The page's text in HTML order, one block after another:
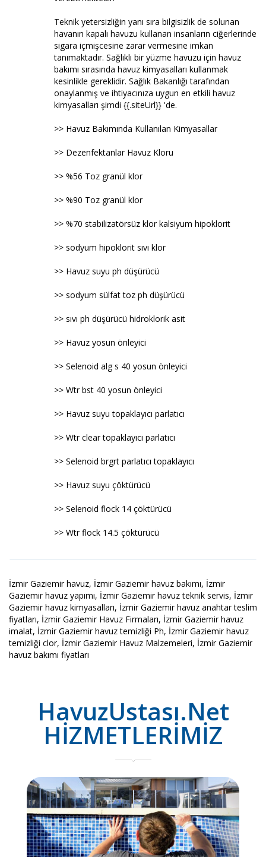
Teknik yetersizliğin yanı sıra bilgisizlik de solunan
havanın kapalı havuzu kullanan insanların ciğerlerinde
sigara içmişcesine zarar vermesine imkan
tanımaktadır. Sağlıklı bir yüzme havuzu için havuz
bakımı sırasında havuz kimyasalları kullanmak
kesinlikle gereklidir. Sağlık Bakanlığı tarafından
onaylanmış ve ihtiyacınıza uygun en etkili havuz
kimyasalları şimdi {{.siteUrl}} 'de.
>> Havuz Bakımında Kullanılan Kimyasallar
>> Dezenfektanlar Havuz Kloru
>> %56 Toz granül klor
>> %90 Toz granül klor
>> %70 stabilizatörsüz klor kalsiyum hipoklorit
>> sodyum hipoklorit sıvı klor
>> Havuz suyu ph düşürücü
>> sodyum sülfat toz ph düşürücü
>> sıvı ph düşürücü hidroklorik asit
>> Havuz yosun önleyici
>> Selenoid alg s 40 yosun önleyici
>> Wtr bst 40 yosun önleyici
>> Havuz suyu topaklayıcı parlatıcı
>> Wtr clear topaklayıcı parlatıcı
>> Selenoid brgrt parlatıcı topaklayıcı
>> Havuz suyu çöktürücü
>> Selenoid flock 14 çöktürücü
>> Wtr flock 14.5 çöktürücü
İzmir Gaziemir havuz, İzmir Gaziemir havuz bakımı, İzmir
Gaziemir havuz yapımı, İzmir Gaziemir havuz teknik servis, İzmir
Gaziemir havuz kimyasalları, İzmir Gaziemir havuz anahtar teslim
fiyatları, İzmir Gaziemir Havuz Firmaları, İzmir Gaziemir havuz
imalat, İzmir Gaziemir havuz temizliği Ph, İzmir Gaziemir havuz
temizliği clor, İzmir Gaziemir Havuz Malzemeleri, İzmir Gaziemir
havuz bakımı fiyatları
HavuzUstası.Net
HİZMETLERİMİZ